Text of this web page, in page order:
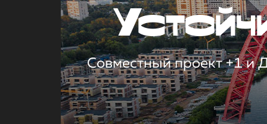
Совместный проект +1 и